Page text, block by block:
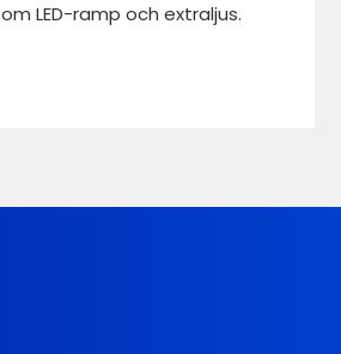
LED-ramp och extraljus.